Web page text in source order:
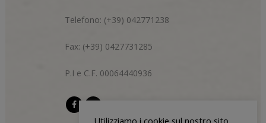
Telefono: (+39) 042771238
Fax: (+39) 0427731285
P.I e C.F. 00064440936
Utilizziamo i cookie sul nostro sito